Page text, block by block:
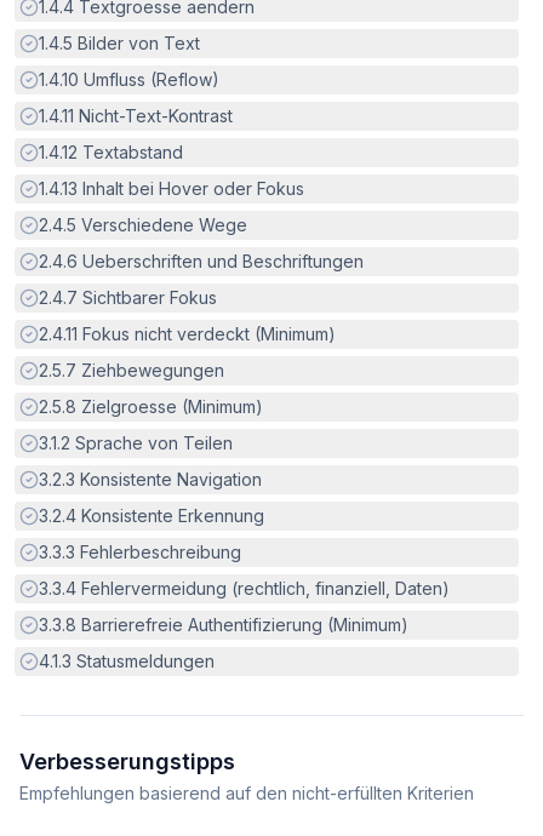
Erfüllt:
1.4.4 Textgroesse aendern
Erfüllt:
1.4.5 Bilder von Text
Erfüllt:
1.4.10 Umfluss (Reflow)
Erfüllt:
1.4.11 Nicht-Text-Kontrast
Erfüllt:
1.4.12 Textabstand
Erfüllt:
1.4.13 Inhalt bei Hover oder Fokus
Erfüllt:
2.4.5 Verschiedene Wege
Erfüllt:
2.4.6 Ueberschriften und Beschriftungen
Erfüllt:
2.4.7 Sichtbarer Fokus
Erfüllt:
2.4.11 Fokus nicht verdeckt (Minimum)
Erfüllt:
2.5.7 Ziehbewegungen
Erfüllt:
2.5.8 Zielgroesse (Minimum)
Erfüllt:
3.1.2 Sprache von Teilen
Erfüllt:
3.2.3 Konsistente Navigation
Erfüllt:
3.2.4 Konsistente Erkennung
Erfüllt:
3.3.3 Fehlerbeschreibung
Erfüllt:
3.3.4 Fehlervermeidung (rechtlich, finanziell, Daten)
Erfüllt:
3.3.8 Barrierefreie Authentifizierung (Minimum)
Erfüllt:
4.1.3 Statusmeldungen
Verbesserungstipps
Empfehlungen basierend auf den nicht-erfüllten Kriterien